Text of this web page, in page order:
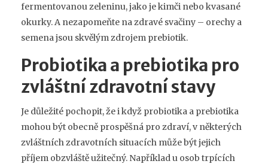
fermentovanou zeleninu, jako je kimči nebo kvasané
okurky. A nezapomeňte na zdravé svačiny – orechy a
semena jsou skvělým zdrojem prebiotik.
Probiotika a prebiotika pro
zvláštní zdravotní stavy
Je důležité pochopit, že i když probiotika a prebiotika
mohou být obecně prospěšná pro zdraví, v některých
zvláštních zdravotních situacích může být jejich
příjem obzvláště užitečný. Například u osob trpících